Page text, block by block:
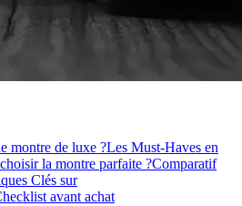
montre de luxe ?Les Must-Haves en
la montre parfaite ?Comparatif
Clés sur
avant achat